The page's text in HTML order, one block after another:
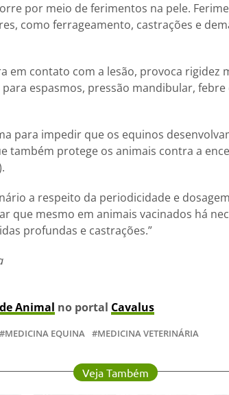
por meio de ferimentos na pele.
como ferrageamento, castrações e
em contato com a lesão, provoca rigidez
espasmos, pressão mandibular,
para impedir que os equinos
também protege os animais contra a
a respeito da periodicidade e
que mesmo em animais vacinados há
profundas e castrações.”
Animal no portal Cavalus
MEDICINA EQUINA MEDICINA VETERINÁRIA
Veja Também